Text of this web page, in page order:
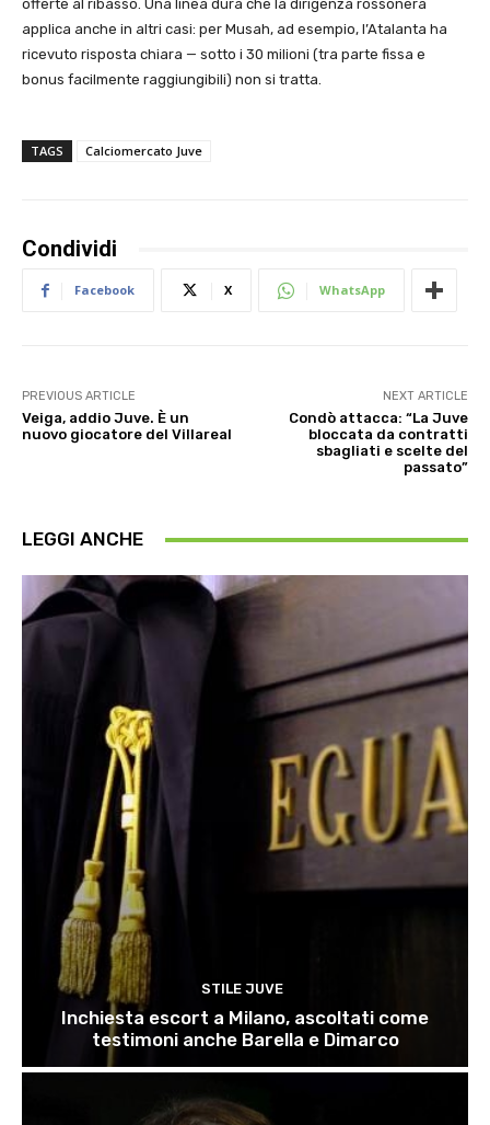
offerte al ribasso. Una linea dura che la dirigenza rossonera
applica anche in altri casi: per Musah, ad esempio, l’Atalanta ha
ricevuto risposta chiara — sotto i 30 milioni (tra parte fissa e
bonus facilmente raggiungibili) non si tratta.
TAGS Calciomercato Juve
Condividi
Facebook X WhatsApp
PREVIOUS ARTICLE
Veiga, addio Juve. È un
nuovo giocatore del Villareal
NEXT ARTICLE
Condò attacca: “La Juve
bloccata da contratti
sbagliati e scelte del
passato”
LEGGI ANCHE
STILE JUVE
Inchiesta escort a Milano, ascoltati come
testimoni anche Barella e Dimarco